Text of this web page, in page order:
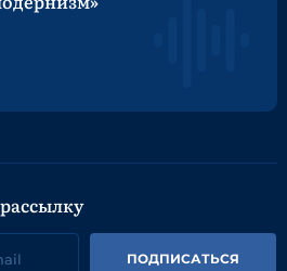
ПОДПИСАТЬСЯ